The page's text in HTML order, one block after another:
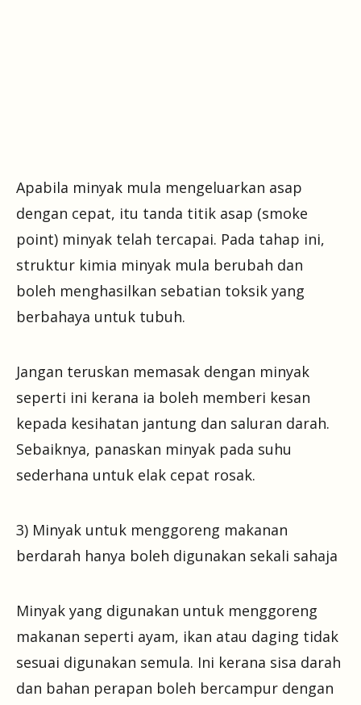
Apabila minyak mula mengeluarkan asap
dengan cepat, itu tanda titik asap (smoke
point) minyak telah tercapai. Pada tahap ini,
struktur kimia minyak mula berubah dan
boleh menghasilkan sebatian toksik yang
berbahaya untuk tubuh.
Jangan teruskan memasak dengan minyak
seperti ini kerana ia boleh memberi kesan
kepada kesihatan jantung dan saluran darah.
Sebaiknya, panaskan minyak pada suhu
sederhana untuk elak cepat rosak.
3) Minyak untuk menggoreng makanan
berdarah hanya boleh digunakan sekali sahaja
Minyak yang digunakan untuk menggoreng
makanan seperti ayam, ikan atau daging tidak
sesuai digunakan semula. Ini kerana sisa darah
dan bahan perapan boleh bercampur dengan